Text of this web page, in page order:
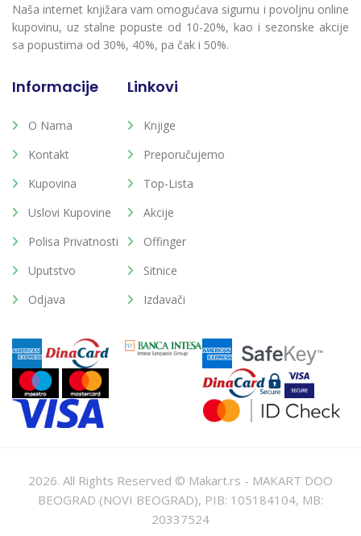
Naša internet knjižara vam omogućava sigurnu i povoljnu online
kupovinu, uz stalne popuste od 10-20%, kao i sezonske akcije
sa popustima od 30%, 40%, pa čak i 50%.
Informacije
O Nama
Kontakt
Kupovina
Uslovi Kupovine
Polisa Privatnosti
Uputstvo
Odjava
Linkovi
Knjige
Preporučujemo
Top-Lista
Akcije
Offinger
Sitnice
Izdavači
2026. All Rights Reserved © Makart.rs - MAKART DOO
BEOGRAD (NOVI BEOGRAD), PIB: 105184104, MB:
20337524